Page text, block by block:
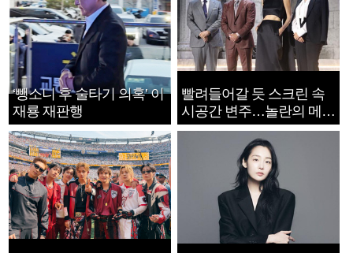
‘뺑소니 후 술타기 의혹’ 이
재룡 재판행
빨려들어갈 듯 스크린 속
시공간 변주…놀란의 메시
지는 ‘전쟁 속죄’